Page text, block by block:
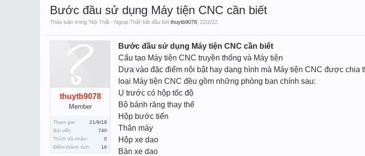
Bước đầu sử dụng Máy tiện CNC cần biết
Thảo luận trong 'Nội Thất - Ngoại Thất' bắt đầu bởi thuytb9078 22/2/22
thuytb9078
Member
Tham gia:
21/9/18
Bài viết:
740
Thích đã nhận:
0
Điểm thành tích:
16
Bước đầu sử dụng Máy tiện CNC cần biết
Cấu tạo Máy tiện CNC truyền thống và Máy tiện
Dựa vào đặc điểm nội bật hay dạng hình mà Máy tiện CNC được chia
loại Máy tiện CNC đều gồm những phòng ban chính sau:
Ụ trước có hộp tốc độ
Bộ bánh răng thay thế
Hộp bước tiến
Thân máy
Hộp xe dao
Bàn xe dao